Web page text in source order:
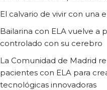
El calvario de vivir con una
Bailarina con ELA vuelve a
controlado con su cerebro
La Comunidad de Madrid
pacientes con ELA para
tecnológicas innovadoras